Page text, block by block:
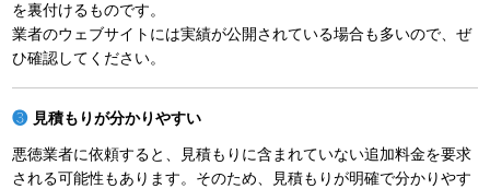
を裏付けるものです。
業者のウェブサイトには実績が公開されている場合も多いので、ぜ
ひ確認してください。
見積もりが分かりやすい
悪徳業者に依頼すると、見積もりに含まれていない追加料金を要求
される可能性もあります。そのため、見積もりが明確で分かりやす